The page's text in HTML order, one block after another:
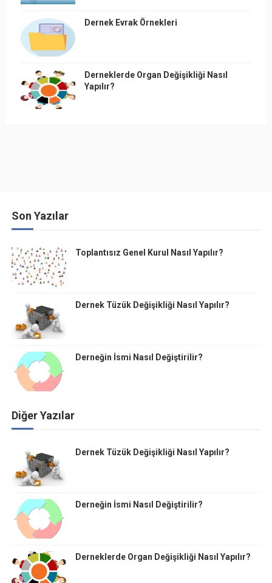
Dernek Evrak Örnekleri
Derneklerde Organ Değişikliği Nasıl
Yapılır?
Son Yazılar
Toplantısız Genel Kurul Nasıl Yapılır?
Dernek Tüzük Değişikliği Nasıl Yapılır?
Derneğin İsmi Nasıl Değiştirilir?
Diğer Yazılar
Dernek Tüzük Değişikliği Nasıl Yapılır?
Derneğin İsmi Nasıl Değiştirilir?
Derneklerde Organ Değişikliği Nasıl Yapılır?